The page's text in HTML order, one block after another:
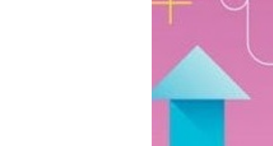
سفارش چکیده مبسوط
سفارش گویندگی
سفارش تولید محتوا
سفارش ترجمه همزمان
سفارش چکیده گرافیکی